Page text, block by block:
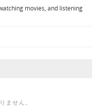
movies, and listening
ません。